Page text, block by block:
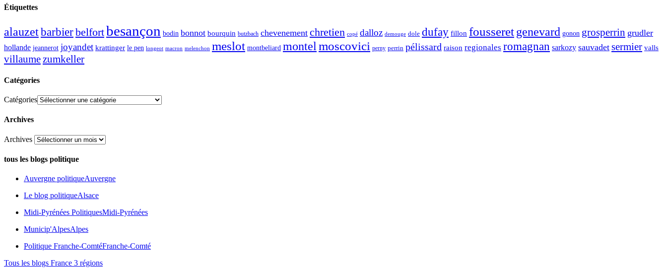
Étiquettes
alauzetbarbierbelfortbesançon bodin bonnot bourquin butzbach chevenement chretien copé dalloz demouge dole dufay fillon fousseretgenevard gonon grosperrin grudler
hollande jeannerot joyandet krattinger le pen longeot macron melenchon meslot montbeliard montel moscovici perny perrin pélissard raison regionales romagnan sarkozy sauvadet sermier valls
villaume zumkeller
Catégories
Catégories
Archives
Archives
tous les blogs politique
Auvergne politiqueAuvergne
Le blog politiqueAlsace
Midi-Pyrénées PolitiquesMidi-Pyrénées
Municip'AlpesAlpes
Politique Franche-ComtéFranche-Comté
Tous les blogs France 3 régions